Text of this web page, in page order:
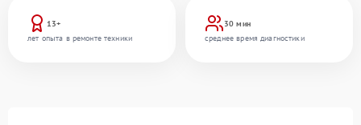
13+
лет опыта в ремонте техники
30 мин
среднее время диагностики